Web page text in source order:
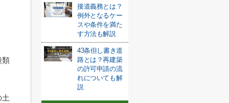
類
土
接道義務とは？
例外となるケー
スや条件を満た
す方法も解説
43条但し書き道
路とは？再建築
の許可申請の流
れについても解
説